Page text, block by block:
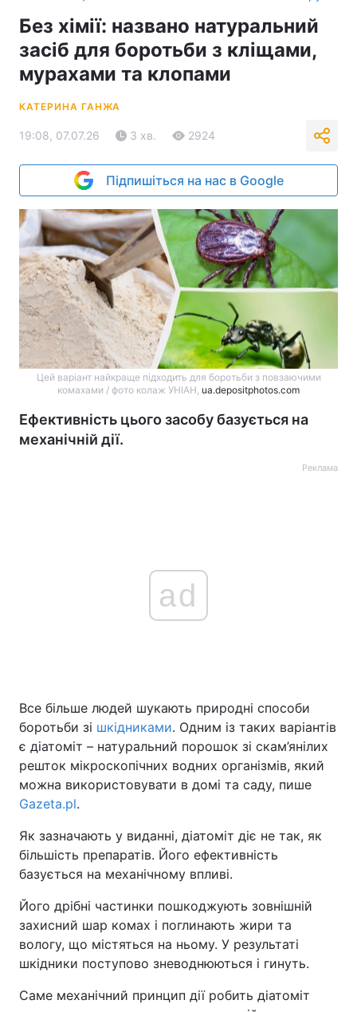
Без хімії: названо натуральний
засіб для боротьби з кліщами,
мурахами та клопами
КАТЕРИНА ГАНЖА
19:08, 07.07.26 3 хв. 2924
Підпишіться на нас в Google
Цей варіант найкраще підходить для боротьби з повзаючими
комахами / фото колаж УНІАН, ua.depositphotos.com
Ефективність цього засобу базується на
механічній дії.
Реклама
ad
Все більше людей шукають природні способи
боротьби зі шкідниками. Одним із таких варіантів
є діатоміт – натуральний порошок зі скам’янілих
решток мікроскопічних водних організмів, який
можна використовувати в домі та саду, пише
Gazeta.pl.
Як зазначають у виданні, діатоміт діє не так, як
більшість препаратів. Його ефективність
базується на механічному впливі.
Його дрібні частинки пошкоджують зовнішній
захисний шар комах і поглинають жири та
вологу, що містяться на ньому. У результаті
шкідники поступово зневоднюються і гинуть.
Саме механічний принцип дії робить діатоміт